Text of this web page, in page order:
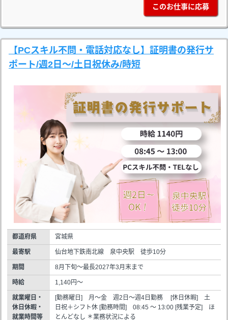
このお仕事に応募
【PCスキル不問・電話対応なし】証明書の発行サ
ポート/週2日～/土日祝休み/時短
都道府県 宮城県
最寄駅 仙台地下鉄南北線 泉中央駅 徒歩10分
期間 8月下旬～最長2027年3月末まで
時給 1,140円～
就業曜日・
休日休暇・
就業時間等
[勤務曜日] 月～金 週2日～週4日勤務 [休日休暇] 土
日祝＋シフト休 [勤務時間] 08:45 ～ 13:00 [残業予定] ほ
とんどなし ＊業務状況による